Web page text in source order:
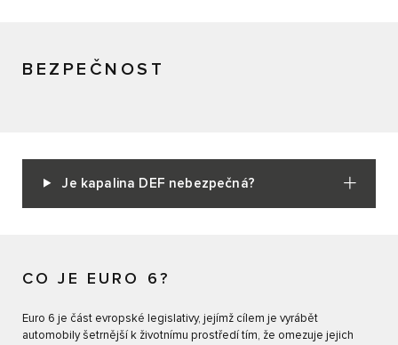
BEZPEČNOST
Je kapalina DEF nebezpečná?
CO JE EURO 6?
Euro 6 je část evropské legislativy, jejímž cílem je vyrábět
automobily šetrnější k životnímu prostředí tím, že omezuje jejich